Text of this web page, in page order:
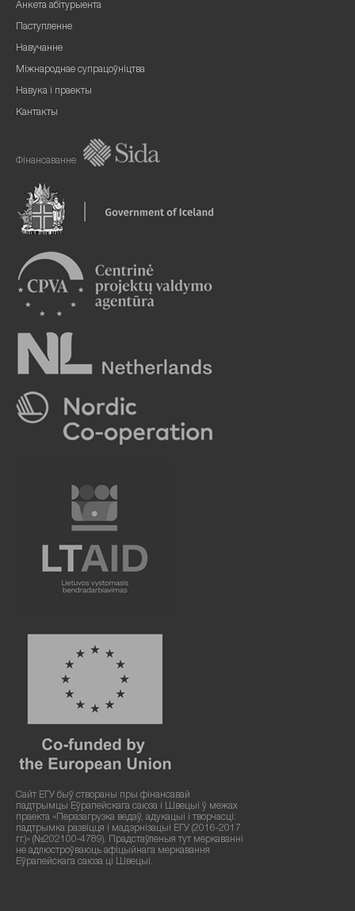
Анкета абітурыента
Паступленне
Навучанне
Міжнароднае супрацоўніцтва
Навука і праекты
Кантакты
Фінансаванне
Сайт ЕГУ быў створаны пры фінансавай
падтрымцы Еўрапейскага саюза і Швецыі ў межах
праекта «Перазагрузка ведаў, адукацыі і творчасці:
падтрымка развіцця і мадэрнізацыі ЕГУ (2016-2017
гг.)» (№202100-4789). Прадстаўленыя тут меркаванні
не адлюстроўваюць афіцыйнага меркавання
Еўрапейскага саюза ці Швецыі.